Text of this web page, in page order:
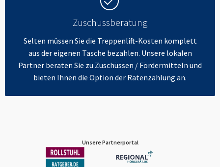
Zuschussberatung
Selten müssen Sie die Treppenlift-Kosten komplett
aus der eigenen Tasche bezahlen. Unsere lokalen
Partner beraten Sie zu Zuschüssen / Fördermitteln und
bieten Ihnen die Option der Ratenzahlung an.
Unsere Partnerportal